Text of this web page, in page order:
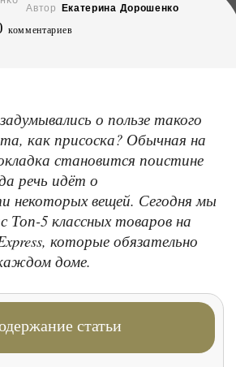
Автор Екатерина Дорошенко
комментариев
о пользе такого
как присоска? Обычная на
становится поистине
речь идёт о
некоторых вещей. Сегодня мы
Топ-5 классных товаров на
которые обязательно
доме.
статьи